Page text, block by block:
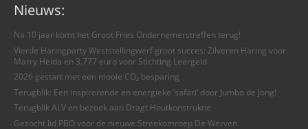
Nieuws:
Na 10 jaar komt het Groot Fries Ondernemerstreffen terug!
Vierde Haringparty Weststellingwerf groot succes: Zilveren Haring voor
Marry Heida en 3.777 euro voor Stichting Leergeld
2026 gestart met een mooie CO₂ besparing
Terugblik: Een inspirerende en energieke ‘safari’ door Jumbo de Jong!
Terugblik ALV en bezoek aan Dragt Houtkonstruktie
Gezocht lid PBO voor de nieuwe Streekomroep De Werven